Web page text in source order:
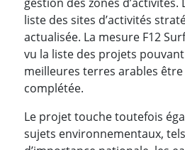
liste des sites d’activités
actualisée. La mesure F12
vu la liste des projets
meilleures terres arables
complétée.
Le projet touche toutefois
sujets environnementaux,